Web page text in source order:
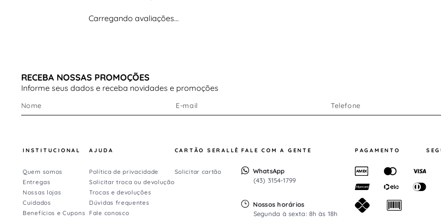
Alta respirabilidade, favorecendo o conforto
Suporte adequado para a corrida
Tipo de solado
Destaques do solado:
Boa durabilidade para treinos frequentes
Aderência confiável durante a corrida
Carregando avaliações…
RECEBA NOSSAS PROMOÇÕES
Informe seus dados e receba novidades e promoções
INSTITUCIONAL
Quem somos
Entregas
Nossas lojas
Cuidados
Benefícios e Cupons
AJUDA
Política de privacidade
Solicitar troca ou devolução
Trocas e devoluções
Dúvidas frequentes
Fale conosco
CARTÃO SERALLÊ
Solicitar cartão
FALE COM A GENTE
WhatsApp
(43) 3154-1799
Nossos horários
Segunda à sexta: 8h às 18h
PAGAMENTO